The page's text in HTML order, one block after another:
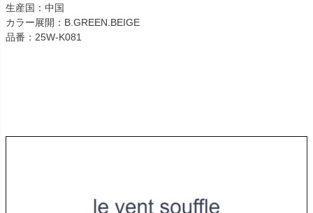
生産国：中国
カラー展開：B.GREEN.BEIGE
品番：25W-K081